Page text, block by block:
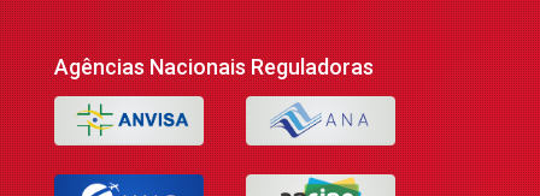
Agências Nacionais Reguladoras